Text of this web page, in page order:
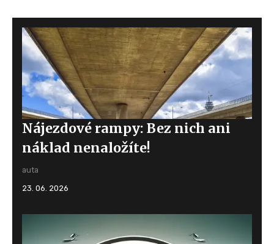
Nájezdové rampy: Bez nich ani
náklad nenaložíte!
auta
23. 06. 2026